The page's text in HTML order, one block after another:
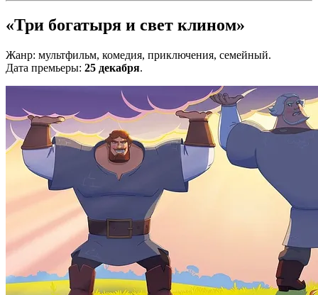
«Три богатыря и свет клином»
Жанр: мультфильм, комедия, приключения, семейный.
Дата премьеры: 25 декабря.